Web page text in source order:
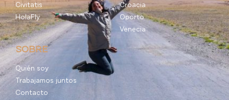
Civitatis
HolaFly
Croacia
Oporto
Venecia
SOBRE
Quién soy
Trabajamos juntos
Contacto